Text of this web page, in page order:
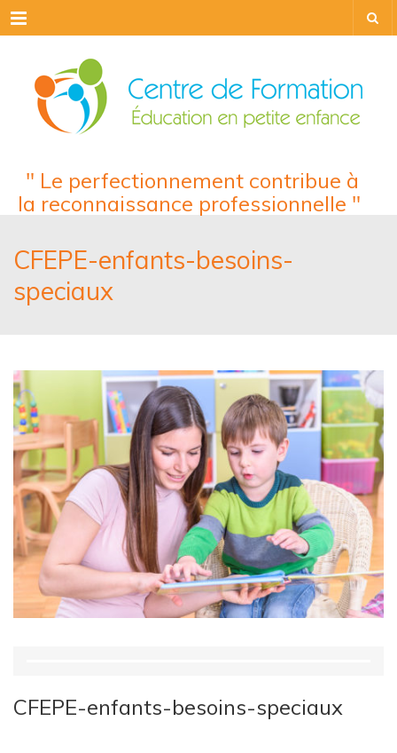
Menu
" Le perfectionnement contribue à
la reconnaissance professionnelle "
CFEPE-enfants-besoins-
speciaux
CFEPE-enfants-besoins-speciaux